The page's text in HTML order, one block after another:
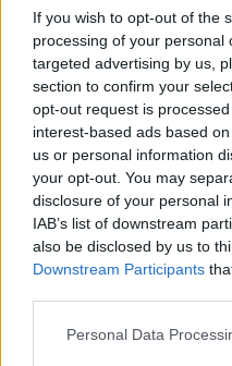
If you wish to opt-out of the
processing of your personal
targeted advertising by us,
section to confirm your
opt-out request is
interest-based ads based
us or personal information
your opt-out. You may
disclosure of your personal
IAB’s list of downstream
also be disclosed by us to
Downstream Participants
Personal Data
Τρίτος στη
Ελλάδας–Κύπρου Κ18